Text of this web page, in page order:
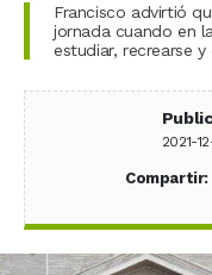
Francisco advirtió
jornada cuando en
estudiar, recrearse y
2021-
Compartir: